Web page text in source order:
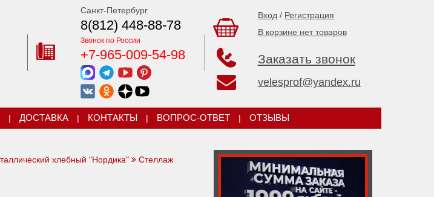
Санкт-Петербург
8(812) 448-88-78
Звонок по России
+7-965-009-54-98
Вход / Регистрация
В корзине нет товаров
Заказать звонок
velesprof@yandex.ru
| ДОСТАВКА | КОНТАКТЫ | ВОПРОС-ОТВЕТ | ОТЗЫВЫ
хлебный "Нордика"
Стеллаж